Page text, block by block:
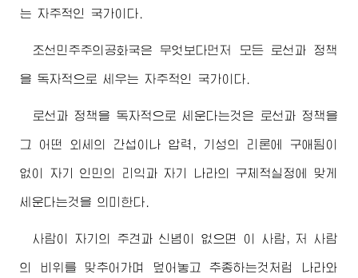
는 자주적인 국가이다.
조선민주주의공화국은 무엇보다먼저 모든 로선과 정책
을 독자적으로 세우는 자주적인 국가이다.
로선과 정책을 독자적으로 세운다는것은 로선과 정책을
그 어떤 외세의 간섭이나 압력, 기성의 리론에 구애됨이
없이 자기 인민의 리익과 자기 나라의 구체적실정에 맞게
세운다는것을 의미한다.
사람이 자기의 주견과 신념이 없으면 이 사람, 저 사람
의 비위를 맞추어가며 덮어놓고 추종하는것처럼 나라와